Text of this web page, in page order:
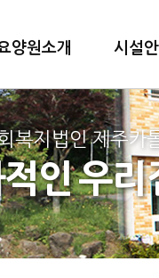
양원소개 시설
복지법인 제주카
인 우